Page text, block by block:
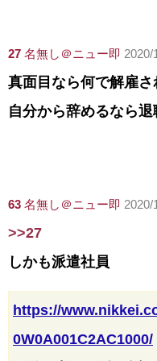
27 名無し＠ニュー即 2020/
真面目なら何で解雇さ
自分から辞めるなら退
63 名無し＠ニュー即 2020/
>>27
しかも派遣社員
https://
0W0A001C2AC1000/